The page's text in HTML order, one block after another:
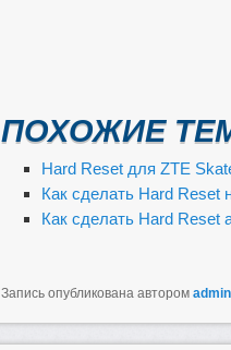
ПОХОЖИЕ
Hard Reset для ZTE
Как сделать Hard Reset
Как сделать Hard Reset
Запись опубликована автором